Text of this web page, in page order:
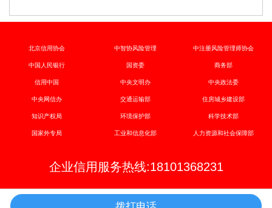
北京信用协会 中智协风险管理 中注册风险管理师协会
中国人民银行 国资委 商务部
信用中国 中央文明办 中央政法委
中央网信办 交通运输部 住房城乡建设部
知识产权局 环境保护部 科学技术部
国家外专局 工业和信息化部 人力资源和社会保障部
企业信用服务热线:18101368231